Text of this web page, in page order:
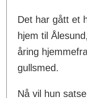
Det har gått et
hjem til
åring
gullsmed.
Nå vil hun